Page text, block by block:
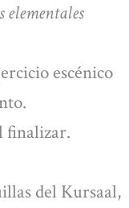
elementales
escénico
finalizar.
del Kursaal,